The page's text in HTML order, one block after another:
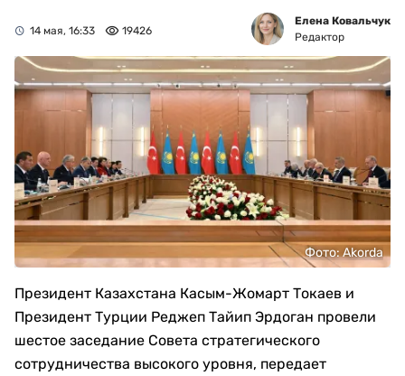
14 мая, 16:33 19426
Елена Ковальчук
Редактор
Фото: Аkorda
Президент Казахстана Касым-Жомарт Токаев и
Президент Турции Реджеп Тайип Эрдоган провели
шестое заседание Совета стратегического
сотрудничества высокого уровня, передает